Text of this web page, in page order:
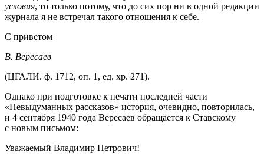
условия, то только потому, что до сих пор ни в одной редакции
журнала я не встречал такого отношения к себе.
С приветом
В. Вересаев
(ЦГАЛИ. ф. 1712, оп. 1, ед. хр. 271).
Однако при подготовке к печати последней части
«Невыдуманных рассказов» история, очевидно, повторилась,
и 4 сентября 1940 года Вересаев обращается к Ставскому
с новым письмом:
Уважаемый Владимир Петрович!